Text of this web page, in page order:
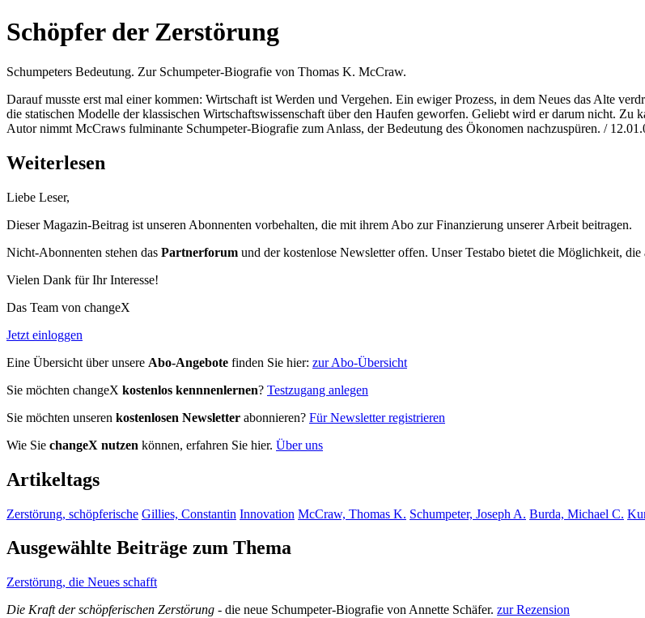
Schöpfer der Zerstörung
Schumpeters Bedeutung. Zur Schumpeter-Biografie von Thomas K. McCraw.
Darauf musste erst mal einer kommen: Wirtschaft ist Werden und Vergehen. Ein ewiger Prozess, in dem Neues das Alte
die statischen Modelle der klassischen Wirtschaftswissenschaft über den Haufen geworfen. Geliebt wird er darum nicht. Zu
Autor nimmt McCraws fulminante Schumpeter-Biografie zum Anlass, der Bedeutung des Ökonomen nachzuspüren. /
Weiterlesen
Liebe Leser,
Dieser Magazin-Beitrag ist unseren Abonnenten vorbehalten, die mit ihrem Abo zur Finanzierung unserer Arbeit beitragen.
Nicht-Abonnenten stehen das Partnerforum und der kostenlose Newsletter offen. Unser Testabo bietet die Möglichkeit,
Vielen Dank für Ihr Interesse!
Das Team von changeX
Jetzt einloggen
Eine Übersicht über unsere Abo-Angebote finden Sie hier: zur Abo-Übersicht
Sie möchten changeX kostenlos kennnenlernen? Testzugang anlegen
Sie möchten unseren kostenlosen Newsletter abonnieren? Für Newsletter registrieren
Wie Sie changeX nutzen können, erfahren Sie hier. Über uns
Artikeltags
Zerstörung, schöpferische Gillies, Constantin Innovation McCraw, Thomas K. Schumpeter, Joseph A. Burda, Michael C.
Ausgewählte Beiträge zum Thema
Zerstörung, die Neues schafft
Die Kraft der schöpferischen Zerstörung - die neue Schumpeter-Biografie von Annette Schäfer. zur Rezension